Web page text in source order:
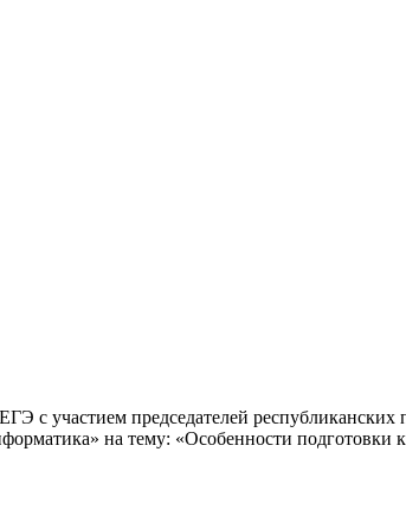
с участием председателей
на тему: «Особенности подготовки к